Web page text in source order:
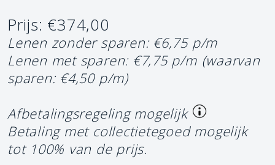
Prijs: €374,00
Lenen zonder sparen: €6,75 p/m
Lenen met sparen: €7,75 p/m (waarvan
sparen: €4,50 p/m)
Afbetalingsregeling mogelijk
Betaling met collectietegoed mogelijk
tot 100% van de prijs.